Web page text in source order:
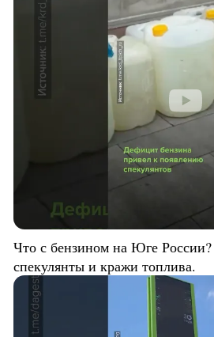
Что с бензином на Юге
спекулянты и кражи топлива.